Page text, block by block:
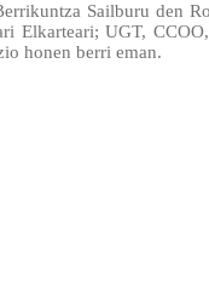
Sailburu den
Elkarteari; UGT,
honen berri eman.